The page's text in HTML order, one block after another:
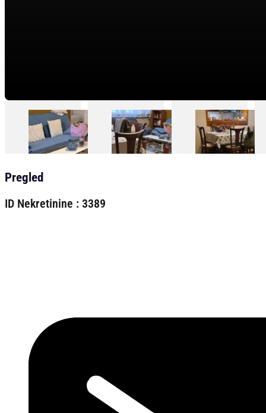
Pregled
ID Nekretinine : 3389